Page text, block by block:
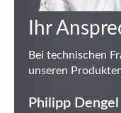
Ihr
Bei technischen
unseren
Philipp Dengel